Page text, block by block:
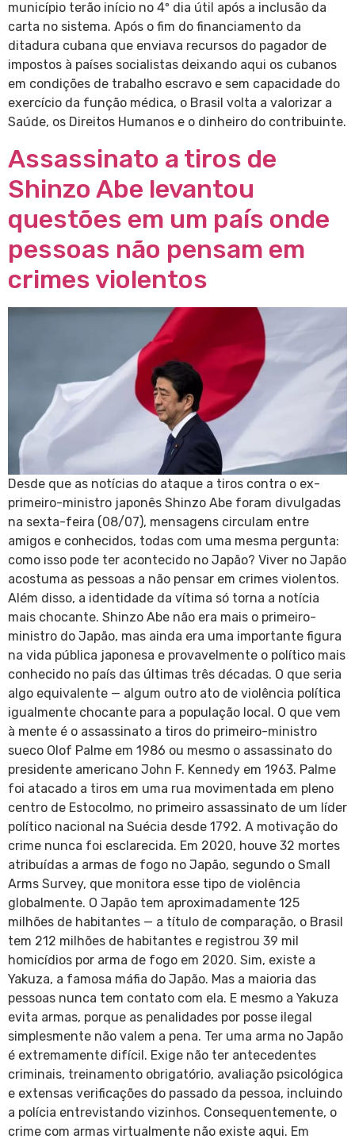
município terão início no 4º dia útil após a inclusão da
carta no sistema. Após o fim do financiamento da
ditadura cubana que enviava recursos do pagador de
impostos à países socialistas deixando aqui os cubanos
em condições de trabalho escravo e sem capacidade do
exercício da função médica, o Brasil volta a valorizar a
Saúde, os Direitos Humanos e o dinheiro do contribuinte.
Assassinato a tiros de
Shinzo Abe levantou
questões em um país onde
pessoas não pensam em
crimes violentos
Desde que as notícias do ataque a tiros contra o ex-
primeiro-ministro japonês Shinzo Abe foram divulgadas
na sexta-feira (08/07), mensagens circulam entre
amigos e conhecidos, todas com uma mesma pergunta:
como isso pode ter acontecido no Japão? Viver no Japão
acostuma as pessoas a não pensar em crimes violentos.
Além disso, a identidade da vítima só torna a notícia
mais chocante. Shinzo Abe não era mais o primeiro-
ministro do Japão, mas ainda era uma importante figura
na vida pública japonesa e provavelmente o político mais
conhecido no país das últimas três décadas. O que seria
algo equivalente — algum outro ato de violência política
igualmente chocante para a população local. O que vem
à mente é o assassinato a tiros do primeiro-ministro
sueco Olof Palme em 1986 ou mesmo o assassinato do
presidente americano John F. Kennedy em 1963. Palme
foi atacado a tiros em uma rua movimentada em pleno
centro de Estocolmo, no primeiro assassinato de um líder
político nacional na Suécia desde 1792. A motivação do
crime nunca foi esclarecida. Em 2020, houve 32 mortes
atribuídas a armas de fogo no Japão, segundo o Small
Arms Survey, que monitora esse tipo de violência
globalmente. O Japão tem aproximadamente 125
milhões de habitantes — a título de comparação, o Brasil
tem 212 milhões de habitantes e registrou 39 mil
homicídios por arma de fogo em 2020. Sim, existe a
Yakuza, a famosa máfia do Japão. Mas a maioria das
pessoas nunca tem contato com ela. E mesmo a Yakuza
evita armas, porque as penalidades por posse ilegal
simplesmente não valem a pena. Ter uma arma no Japão
é extremamente difícil. Exige não ter antecedentes
criminais, treinamento obrigatório, avaliação psicológica
e extensas verificações do passado da pessoa, incluindo
a polícia entrevistando vizinhos. Consequentemente, o
crime com armas virtualmente não existe aqui. Em